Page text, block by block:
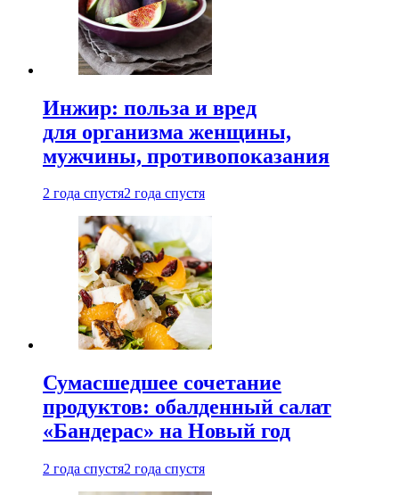
Инжир: польза и вред
для организма женщины,
мужчины, противопоказания
2 года спустя2 года спустя
Сумасшедшее сочетание
продуктов: обалденный салат
«Бандерас» на Новый год
2 года спустя2 года спустя